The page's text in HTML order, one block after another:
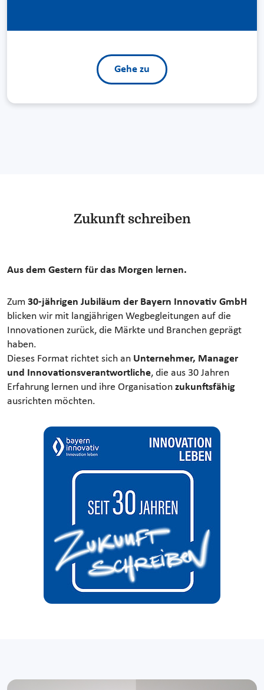
Gehe zu
Zukunft schreiben
Aus dem Gestern für das Morgen lernen.
Zum 30-jährigen Jubiläum der Bayern Innovativ GmbH
blicken wir mit langjährigen Wegbegleitungen auf die
Innovationen zurück, die Märkte und Branchen geprägt
haben.
Dieses Format richtet sich an Unternehmer, Manager
und Innovationsverantwortliche, die aus 30 Jahren
Erfahrung lernen und ihre Organisation zukunftsfähig
ausrichten möchten.